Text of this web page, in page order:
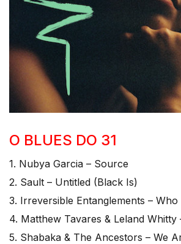
O BLUES DO 31
1. Nubya Garcia – Source
2. Sault – Untitled (Black Is)
3. Irreversible Entanglements – Who
4. Matthew Tavares & Leland Whitty
5. Shabaka & The Ancestors – We